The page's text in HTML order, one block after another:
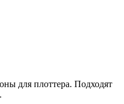
для плоттера. Подходят